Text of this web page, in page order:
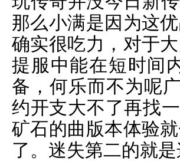
那么小满是因为这
确实很吃力，对于
提服中能在短时间
备，何乐而不为呢
约开支大不了再找
矿石的曲版本体验
了。迷失第二的就